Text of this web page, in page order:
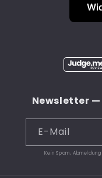
Newsletter —
E-Mail
Kein Spam,